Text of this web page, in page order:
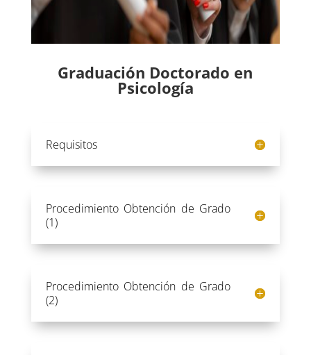
Graduación Doctorado en
Psicología
Requisitos
Procedimiento Obtención de Grado
(1)
Procedimiento Obtención de Grado
(2)